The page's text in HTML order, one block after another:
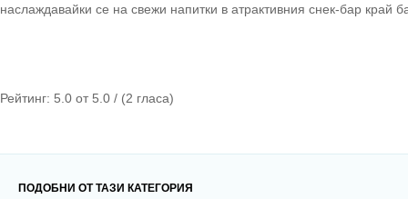
наслаждавайки се на свежи напитки в атрактивния снек-бар край
Рейтинг: 5.0 от 5.0 / (2 гласа)
ПОДОБНИ ОТ ТАЗИ КАТЕГОРИЯ